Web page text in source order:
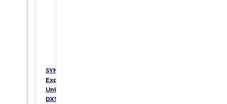
SYNOLOGY
Expansion
Unit
DX517